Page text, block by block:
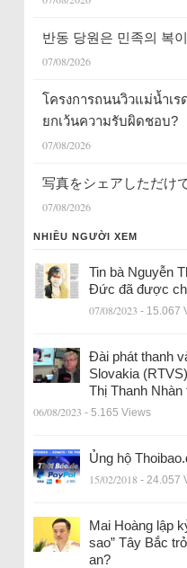
반동 당원은 민족의 복
07/08/2026
โครงการถนนวิวแม่น้ำเ
ยกเว้นความรับผิดชอบ?
07/08/2026
写真をシェアしただけ
07/08/2026
NHIỀU NGƯỜI XEM
Tin bà Nguyễn
Đức đã được
07/08/2023 - 15.067
Đài phát thanh
Slovakia
Thị Thanh
06/08/2023 - 5.165 Views
Ủng hộ
15/02/2018 - 24.057
Mai Hoàng lập
sao” Tây Bắc
an?